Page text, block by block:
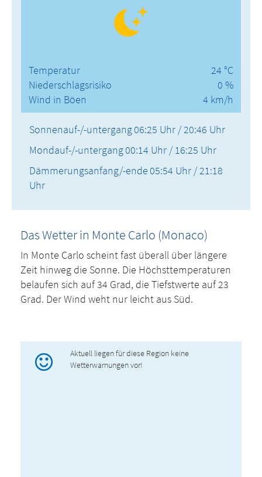
Temperatur
Niederschlagsrisiko
Wind in Böen
24 °C
0 %
4 km/h
Sonnenauf-/-untergang06:25 Uhr / 20:46 Uhr
Mondauf-/-untergang00:14 Uhr / 16:25 Uhr
Dämmerungsanfang/-ende05:54 Uhr / 21:18
Uhr
Das Wetter in Monte Carlo (Monaco)
In Monte Carlo scheint fast überall über längere
Zeit hinweg die Sonne. Die Höchsttemperaturen
belaufen sich auf 34 Grad, die Tiefstwerte auf 23
Grad. Der Wind weht nur leicht aus Süd.
Aktuell liegen für diese Region keine
Wetterwarnungen vor!